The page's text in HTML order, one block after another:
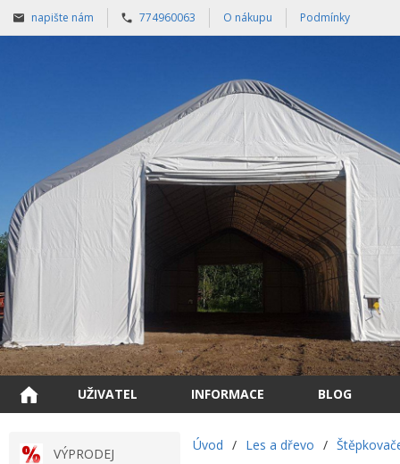
napište nám 774960063 O nákupu Podmínky
UŽIVATEL INFORMACE BLOG
VÝPRODEJ
Úvod / Les a dřevo /